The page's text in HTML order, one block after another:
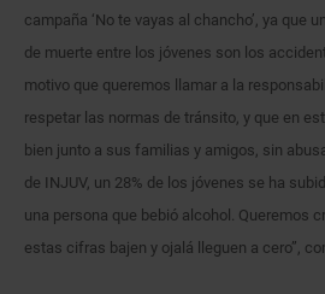
campaña ‘No te vayas al chancho’, ya que
de muerte entre los jóvenes son los
motivo que queremos llamar a la
respetar las normas de tránsito, y que en
bien junto a sus familias y amigos, sin
de INJUV, un 28% de los jóvenes se ha
una persona que bebió alcohol. Queremos
estas cifras bajen y ojalá lleguen a cero”,